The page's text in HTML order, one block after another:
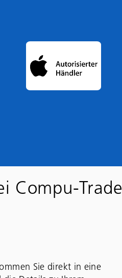
Compu-Trade
Sie direkt in eine